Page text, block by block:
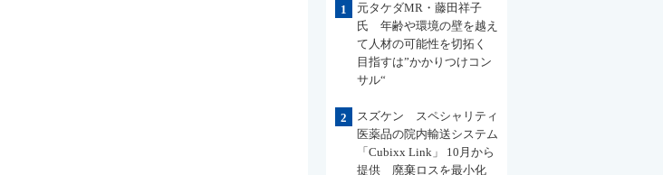
1
元タケダMR・藤田祥子
氏 年齢や環境の壁を越え
て人材の可能性を切拓く
目指すは”かかりつけコン
サル“
2
スズケン スペシャリティ
医薬品の院内輸送システム
「Cubixx Link」 10月から
提供 廃棄ロスを最小化